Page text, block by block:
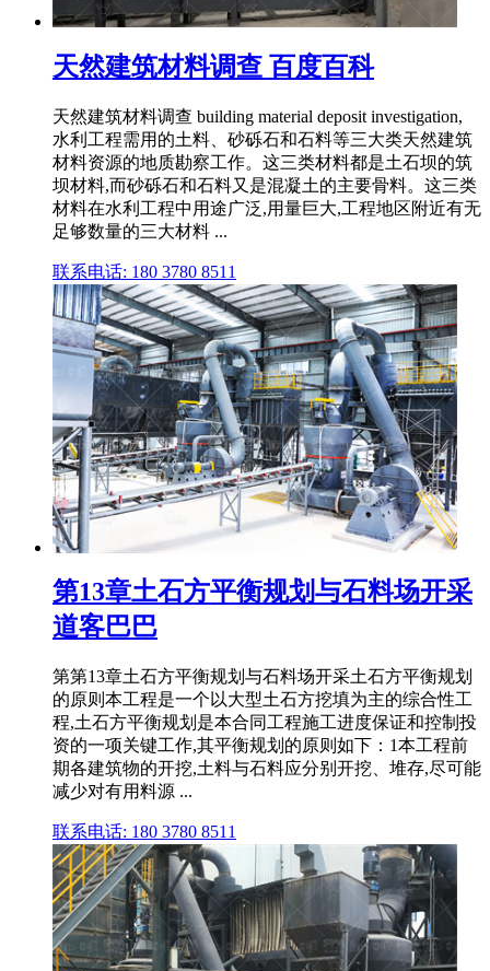
天然建筑材料调查 百度百科
天然建筑材料调查 building material deposit investigation,
水利工程需用的土料、砂砾石和石料等三大类天然建筑
材料资源的地质勘察工作。这三类材料都是土石坝的筑
坝材料,而砂砾石和石料又是混凝土的主要骨料。这三类
材料在水利工程中用途广泛,用量巨大,工程地区附近有无
足够数量的三大材料 ...
联系电话: 180 3780 8511
第13章土石方平衡规划与石料场开采
道客巴巴
第第13章土石方平衡规划与石料场开采土石方平衡规划
的原则本工程是一个以大型土石方挖填为主的综合性工
程,土石方平衡规划是本合同工程施工进度保证和控制投
资的一项关键工作,其平衡规划的原则如下：1本工程前
期各建筑物的开挖,土料与石料应分别开挖、堆存,尽可能
减少对有用料源 ...
联系电话: 180 3780 8511